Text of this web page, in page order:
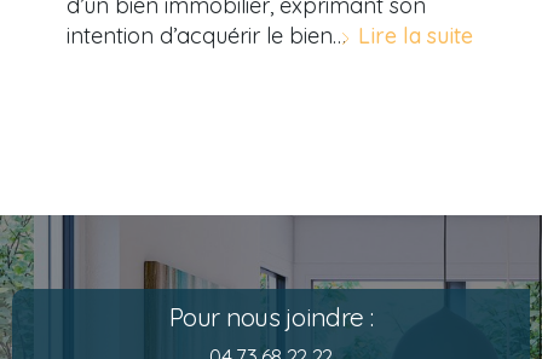
d’un bien immobilier, exprimant son
intention d’acquérir le bien… Lire la suite
Pour nous joindre :